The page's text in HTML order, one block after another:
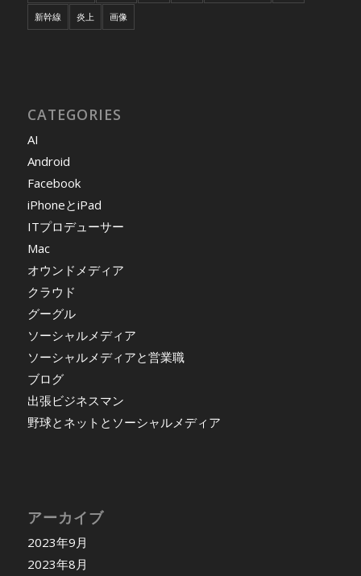
新幹線 炎上 画像
CATEGORIES
AI
Android
Facebook
iPhoneとiPad
ITプロデューサー
Mac
オウンドメディア
クラウド
グーグル
ソーシャルメディア
ソーシャルメディアと営業職
ブログ
出張ビジネスマン
野球とネットとソーシャルメディア
アーカイブ
2023年9月
2023年8月